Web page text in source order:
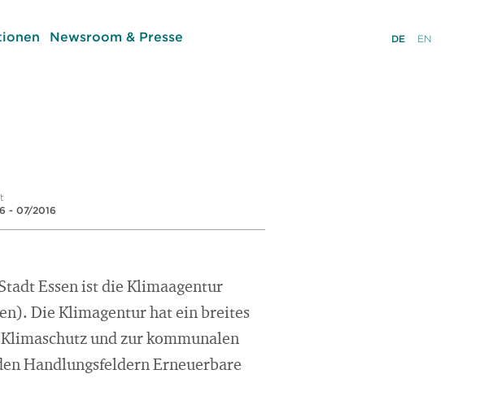
Newsroom & Presse DE EN
- 07/2016
Essen ist die Klimaagentur
Die Klimagentur hat ein breites
und zur kommunalen
Handlungsfeldern Erneuerbare